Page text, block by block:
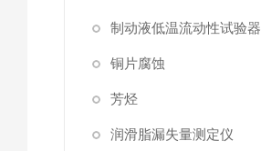
制动液低温流动性试验器
铜片腐蚀
芳烃
润滑脂漏失量测定仪